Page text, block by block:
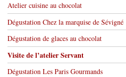
Atelier cuisine au chocolat
Dégustation Chez la marquise de Sévigné
Dégustation de glaces au chocolat
Visite de l’atelier Servant
Dégustation Les Paris Gourmands